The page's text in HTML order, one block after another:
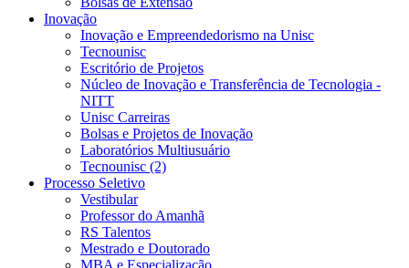
Inovação
Inovação e Empreendedorismo na Unisc
Tecnounisc
Escritório de Projetos
Núcleo de Inovação e Transferência de Tecnologia -
NITT
Unisc Carreiras
Bolsas e Projetos de Inovação
Laboratórios Multiusuário
Tecnounisc (2)
Processo Seletivo
Vestibular
Professor do Amanhã
RS Talentos
Mestrado e Doutorado
MBA e Especialização